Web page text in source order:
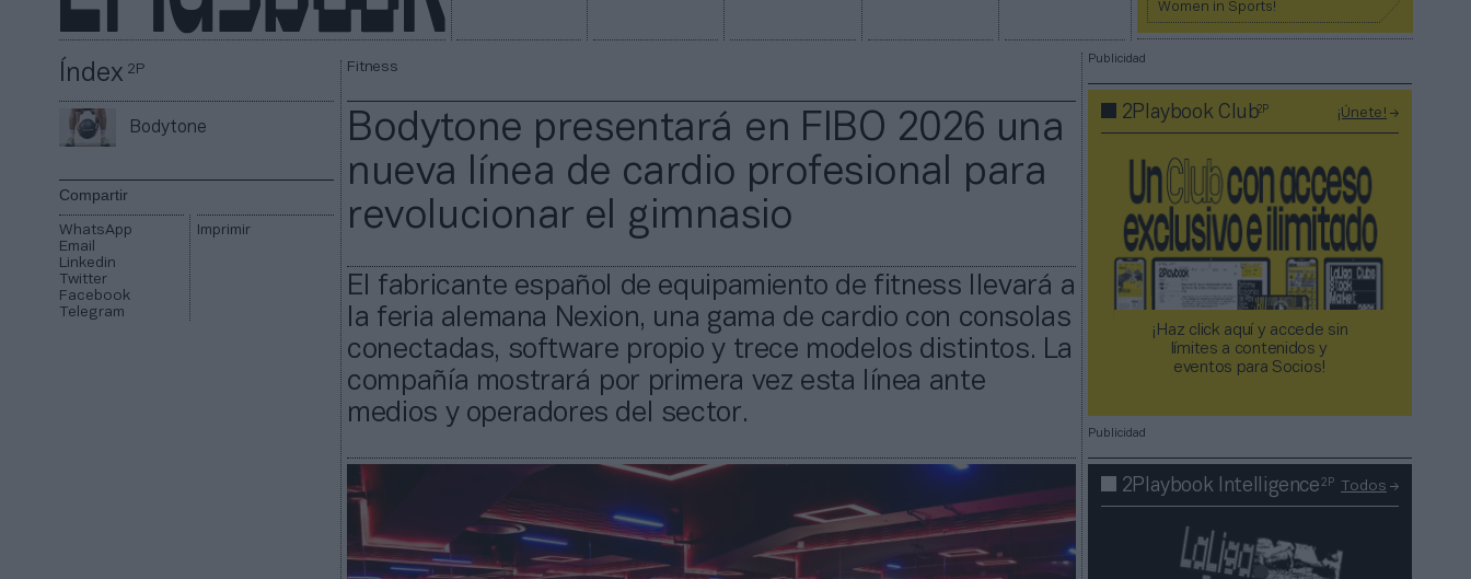
Women in Sports!
Índex2P
Bodytone
Compartir
WhatsApp
Email
Linkedin
Twitter
Facebook
Telegram
Imprimir
Fitness
Bodytone presentará en FIBO 2026 una
nueva línea de cardio profesional para
revolucionar el gimnasio
El fabricante español de equipamiento de fitness llevará a
la feria alemana Nexion, una gama de cardio con consolas
conectadas, software propio y trece modelos distintos. La
compañía mostrará por primera vez esta línea ante
medios y operadores del sector.
Publicidad
2Playbook Club2P ¡Únete!
¡Haz click aquí y accede sin
límites a contenidos y
eventos para Socios!​​​​​​​
Publicidad
2Playbook Intelligence2P Todos